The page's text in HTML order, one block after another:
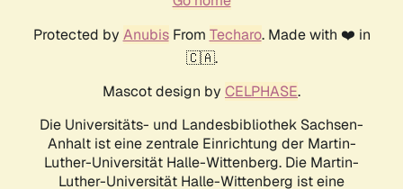
Protected by AnubisFrom Techaro. Made with ❤️ in
🇨🇦.
Mascot design by CELPHASE.
Die Universitäts- und Landesbibliothek Sachsen-
Anhalt ist eine zentrale Einrichtung der Martin-
Luther-Universität Halle-Wittenberg. Die Martin-
Luther-Universität Halle-Wittenberg ist eine